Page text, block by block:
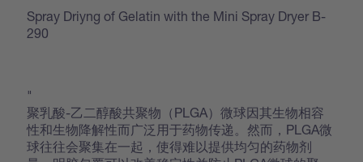
Spray Driyng of Gelatin with the Mini Spray Dryer B-
290
"
聚乳酸-乙二醇酸共聚物（PLGA）微球因其生物相容
性和生物降解性而广泛用于药物传递。然而，PLGA微
球往往会聚集在一起，使得难以提供均匀的药物剂